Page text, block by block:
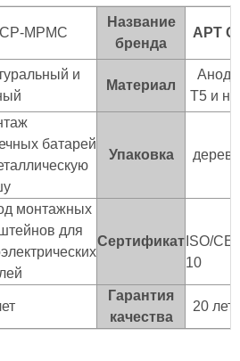
МРМС
Название
бренда
АРТ
и
Материал
T5 и
батарей
Упаковка
монтажных
для
Сертификат ISO/
10
Гарантия
качества
20 лет